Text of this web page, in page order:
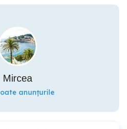
Mircea
anunțurile